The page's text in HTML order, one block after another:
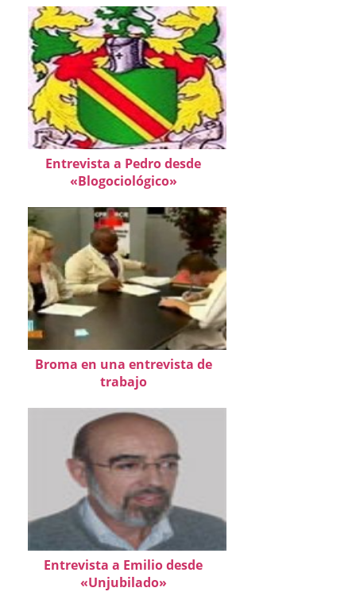
Entrevista a Pedro desde
«Blogociológico»
Broma en una entrevista de
trabajo
Entrevista a Emilio desde
«Unjubilado»